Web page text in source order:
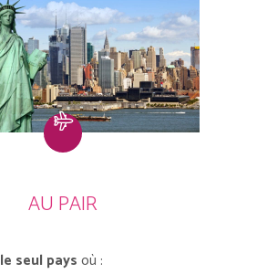
AU PAIR
le seul paysoù :